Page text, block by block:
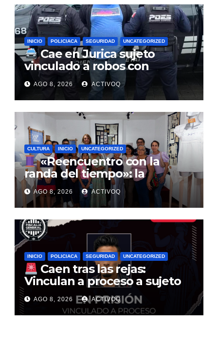
INICIO POLICIACA SEGURIDAD UNCATEGORIZED
Cae en Jurica sujeto
vinculado a robos con
violencia en negocios de
Querétaro y Guanajuato
AGO 8, 2026 ACTIVOQ
CULTURA INICIO UNCATEGORIZED
«Reencuentro con la
randa del tiempo»: la
tradición textil que entrelaza
la historia de la Sierra Gorda
AGO 8, 2026 ACTIVOQ
INICIO POLICIACA SEGURIDAD UNCATEGORIZED
Caen tras las rejas:
Vinculan a proceso a sujeto
por multimillonario atraco en
Santa Rosa Jáuregui
AGO 8, 2026 ACTIVOQ